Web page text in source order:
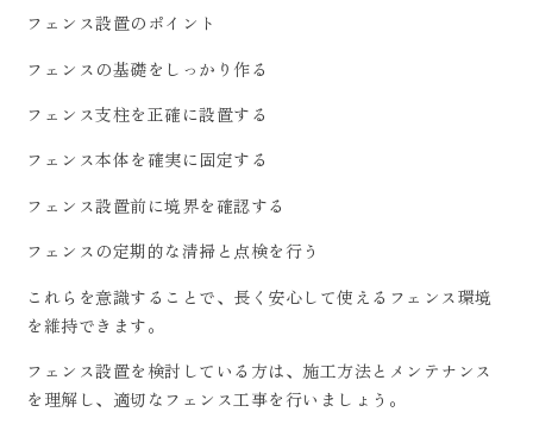
フェンス設置のポイント
フェンスの基礎をしっかり作る
フェンス支柱を正確に設置する
フェンス本体を確実に固定する
フェンス設置前に境界を確認する
フェンスの定期的な清掃と点検を行う
これらを意識することで、長く安心して使えるフェンス環境
を維持できます。
フェンス設置を検討している方は、施工方法とメンテナンス
を理解し、適切なフェンス工事を行いましょう。